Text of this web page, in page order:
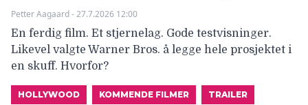
Petter Aagaard - 27.7.2026 12:00
En ferdig film. Et stjernelag. Gode testvisninger.
Likevel valgte Warner Bros. å legge hele prosjektet i
en skuff. Hvorfor?
HOLLYWOOD KOMMENDE FILMER TRAILER